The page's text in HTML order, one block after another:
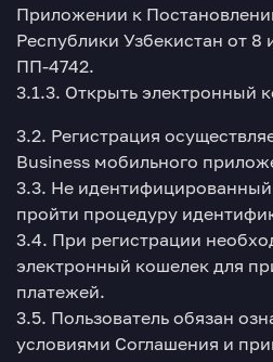
Приложении к
Республики Узбекистан от
ПП-4742.
3.1.3. Открыть электронный
3.2. Регистрация
Business мобильного
3.3. Не идентифицированный
пройти процедуру
3.4. При регистрации
электронный кошелек для
платежей.
3.5. Пользователь обязан
условиями Соглашения и